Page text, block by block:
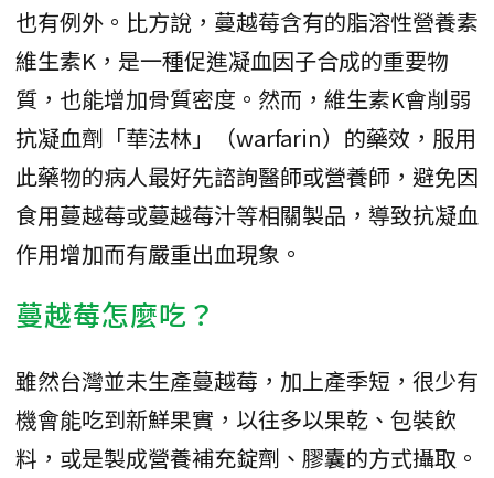
也有例外。比方說，蔓越莓含有的脂溶性營養素
維生素K，是一種促進凝血因子合成的重要物
質，也能增加骨質密度。然而，維生素K會削弱
抗凝血劑「華法林」（warfarin）的藥效，服用
此藥物的病人最好先諮詢醫師或營養師，避免因
食用蔓越莓或蔓越莓汁等相關製品，導致抗凝血
作用增加而有嚴重出血現象。
蔓越莓怎麼吃？
雖然台灣並未生產蔓越莓，加上產季短，很少有
機會能吃到新鮮果實，以往多以果乾、包裝飲
料，或是製成營養補充錠劑、膠囊的方式攝取。